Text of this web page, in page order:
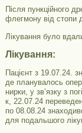
Після пункційного
флегмону від стопи
Лікування було
Лікування:
Пацієнт з 19.07.24.
де планувалось
нирки, у зв’язку з
к, 22.07.24
по 08.08.24
для подальшого